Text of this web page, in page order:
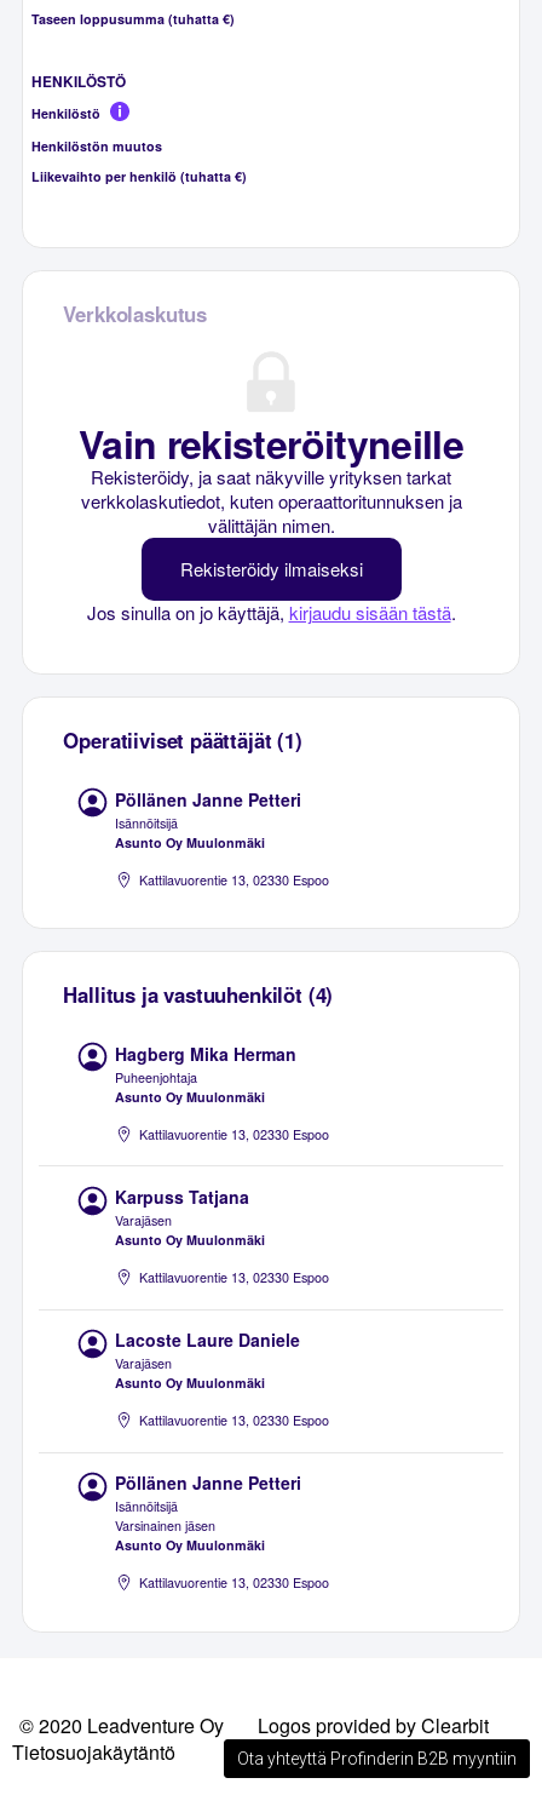
Taseen loppusumma (tuhatta €)
HENKILÖSTÖ
Henkilöstö
Henkilöstön muutos
Liikevaihto per henkilö (tuhatta €)
Verkkolaskutus
Vain rekisteröityneille
Rekisteröidy, ja saat näkyville yrityksen tarkat
verkkolaskutiedot, kuten operaattoritunnuksen ja
välittäjän nimen.
Rekisteröidy ilmaiseksi
Jos sinulla on jo käyttäjä, kirjaudu sisään tästä.
Operatiiviset päättäjät (1)
Pöllänen Janne Petteri
Isännöitsijä
Asunto Oy Muulonmäki
Kattilavuorentie 13, 02330 Espoo
Hallitus ja vastuuhenkilöt (4)
Hagberg Mika Herman
Puheenjohtaja
Asunto Oy Muulonmäki
Kattilavuorentie 13, 02330 Espoo
Karpuss Tatjana
Varajäsen
Asunto Oy Muulonmäki
Kattilavuorentie 13, 02330 Espoo
Lacoste Laure Daniele
Varajäsen
Asunto Oy Muulonmäki
Kattilavuorentie 13, 02330 Espoo
Pöllänen Janne Petteri
Isännöitsijä
Varsinainen jäsen
Asunto Oy Muulonmäki
Kattilavuorentie 13, 02330 Espoo
© 2020 Leadventure Oy
Logos provided by Clearbit
Tietosuojakäytäntö
Ota yhteyttä Profinderin B2B myyntiin